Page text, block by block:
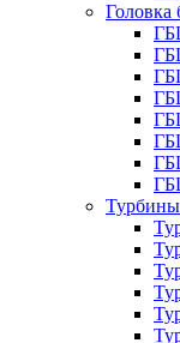
Турбины